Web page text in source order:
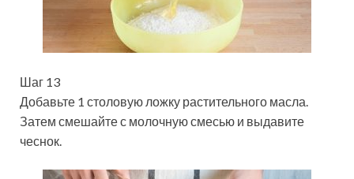
Шаг 13
Добавьте 1 столовую ложку растительного масла.
Затем смешайте с молочную смесью и выдавите
чеснок.